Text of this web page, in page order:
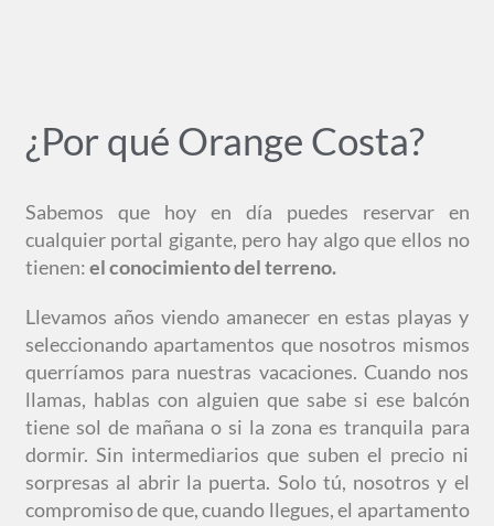
¿Por qué Orange Costa?
Sabemos que hoy en día puedes reservar en
cualquier portal gigante, pero hay algo que ellos no
tienen:el conocimiento del terreno.
Llevamos años viendo amanecer en estas playas y
seleccionando apartamentos que nosotros mismos
querríamos para nuestras vacaciones. Cuando nos
llamas, hablas con alguien que sabe si ese balcón
tiene sol de mañana o si la zona es tranquila para
dormir. Sin intermediarios que suben el precio ni
sorpresas al abrir la puerta. Solo tú, nosotros y el
compromiso de que, cuando llegues, el apartamento